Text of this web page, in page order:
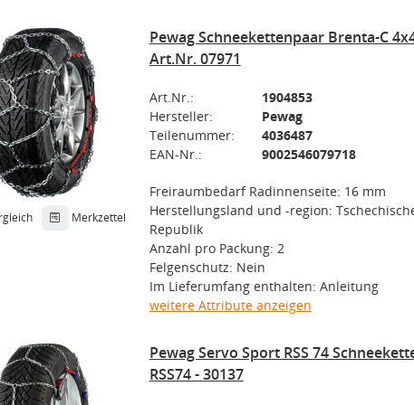
Merkzettel
Pewag Schneekettenpaar Brenta-C
Art.Nr. 07971
Art.Nr.:
1904853
Hersteller:
Pewag
Teilenummer:
4036487
EAN-Nr.:
9002546079718
Freiraumbedarf Radinnenseite: 16 mm
Herstellungsland und -region:
Republik
Anzahl pro Packung: 2
Felgenschutz: Nein
Im Lieferumfang enthalten: Anleitung
weitere Attribute anzeigen
Pewag Servo Sport RSS 74
RSS74 - 30137